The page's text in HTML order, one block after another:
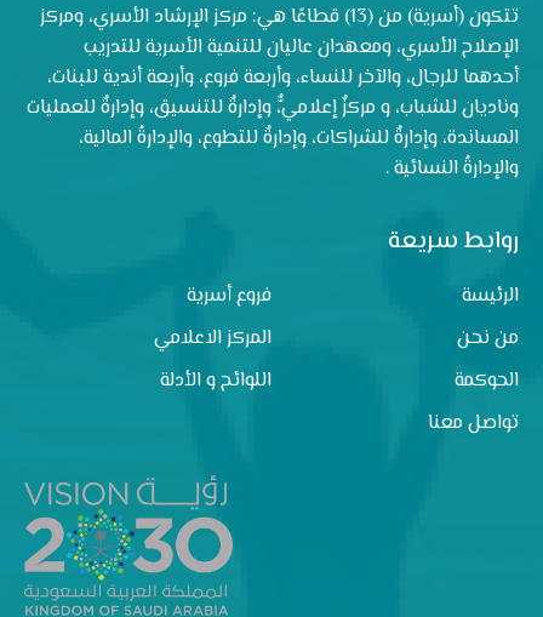
تتكون (أسرية) من (13) قطاعًا هي: مركز الإرشاد الأسري، ومركز
الإصلاح الأسري، ومعهدان عاليان للتنمية الأسرية للتدريب
أحدهما للرجال، والآخر للنساء، وأربعة فروع، وأربعة أندية للبنات،
وناديان للشباب، و مركزٌ إعلاميٌّ، وإدارةٌ للتنسيق، وإدارةٌ للعمليات
المساندة، وإدارةٌ للشراكات، وإدارةٌ للتطوع، والإدارةُ المالية،
والإدارةُ النسائية .
روابط سريعة
الرئيسة
فروع أسرية
من نحن
المركز الاعلامي
الحوكمة
اللوائح و الأدلة
تواصل معنا